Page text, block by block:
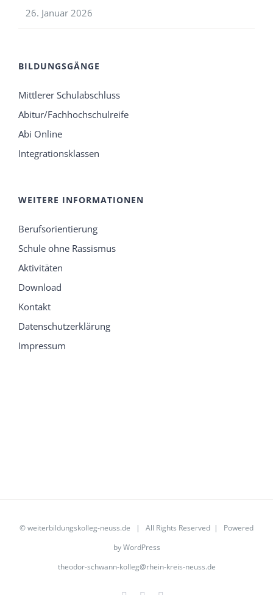
26. Januar 2026
BILDUNGSGÄNGE
Mittlerer Schulabschluss
Abitur/Fachhochschulreife
Abi Online
Integrationsklassen
WEITERE INFORMATIONEN
Berufsorientierung
Schule ohne Rassismus
Aktivitäten
Download
Kontakt
Datenschutzerklärung
Impressum
©weiterbildungskolleg-neuss.de | All Rights Reserved | Powered
byWordPress
theodor-schwann-kolleg@rhein-kreis-neuss.de